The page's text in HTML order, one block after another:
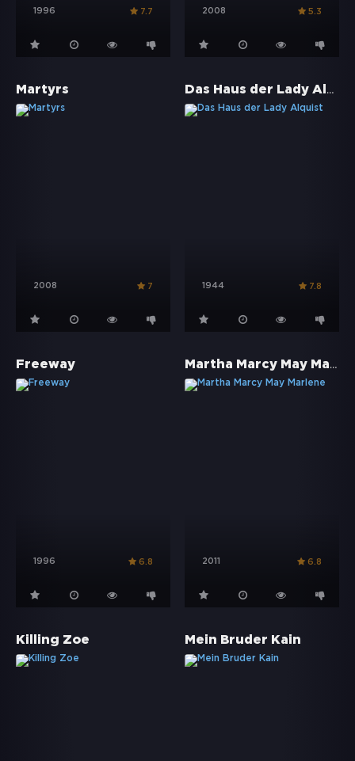
1996 7.7 2008 5.3
Martyrs
2008 7
Das Haus der Lady Alquist
1944 7.8
Freeway
1996 6.8
Martha Marcy May Marlene
2011 6.8
Killing Zoe Mein Bruder Kain